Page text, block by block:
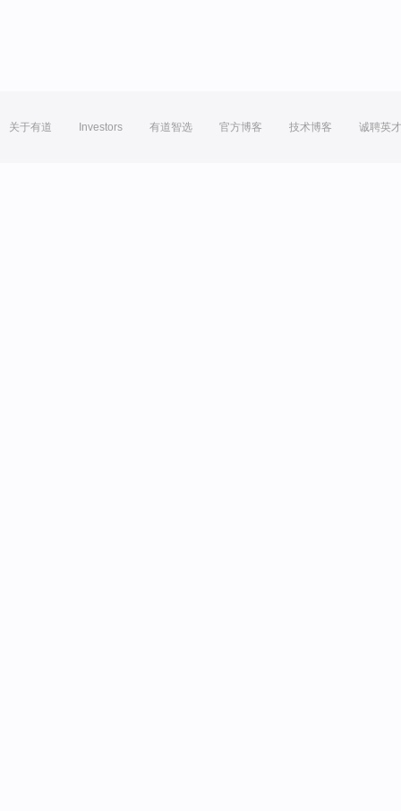
关于有道 Investors 有道智选 官方博客 技术博客 诚聘英才